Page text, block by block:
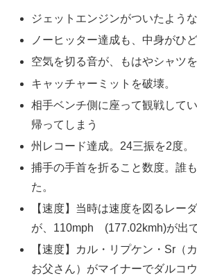
ジェットエンジンがついたよう
ノーヒッター達成も、中身がひ
空気を切る音が、もはやシャツ
キャッチャーミットを破壊。
相手ベンチ側に座って観戦して
帰ってしまう
州レコード達成。24三振を2度。
捕手の手首を折ること数度。誰
た。
【速度】当時は速度を図るレー
が、110mph (177.02kmh)が出
【速度】カル・リプケン・Sr（
お父さん）がマイナーでダルコ